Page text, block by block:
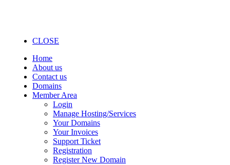
CLOSE
Home
About us
Contact us
Domains
Member Area
Login
Manage Hosting/Services
Your Domains
Your Invoices
Support Ticket
Registration
Register New Domain